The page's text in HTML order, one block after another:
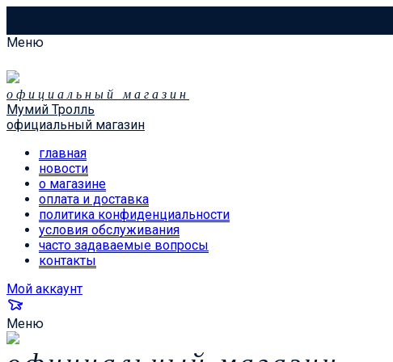
Меню
официальный магазин
Мумий Тролль
официальный магазин
главная
новости
о магазине
оплата и доставка
политика конфиденциальности
условия обслуживания
часто задаваемые вопросы
контакты
Мой аккаунт
Меню